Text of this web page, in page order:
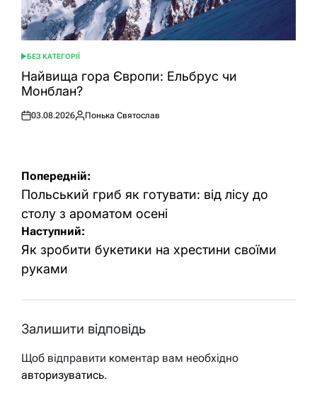
ОПУБЛІКУВАТИ
У
БЕЗ КАТЕГОРІЇ
Найвища гора Європи: Ельбрус чи
Монблан?
Оприлюднено
03.08.2026
Опубліковано
Понька Святослав
Навігація
записів
Попередній:
Польський гриб як готувати: від лісу до
столу з ароматом осені
Наступний:
Як зробити букетики на хрестини своїми
руками
Залишити відповідь
Щоб відправити коментар вам необхідно
авторизуватись.